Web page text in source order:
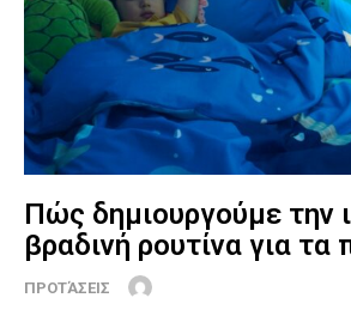
Πώς δημιουργούμε την
βραδινή ρουτίνα για τα
ΠΡΟΤΆΣΕΙΣ